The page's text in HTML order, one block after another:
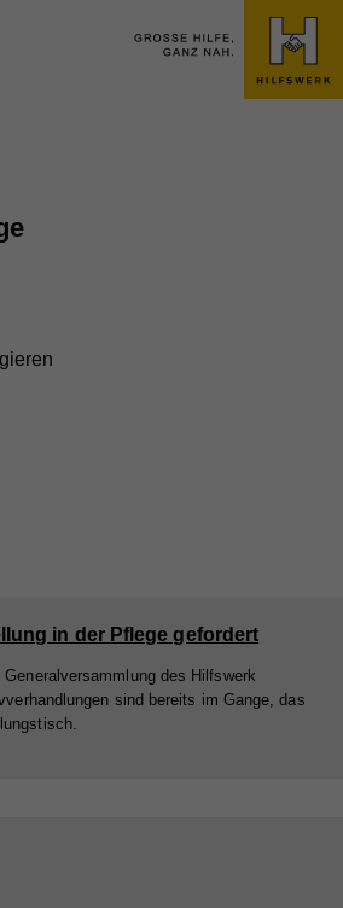
in der Pflege gefordert
des Hilfswerk
sind bereits im Gange, das